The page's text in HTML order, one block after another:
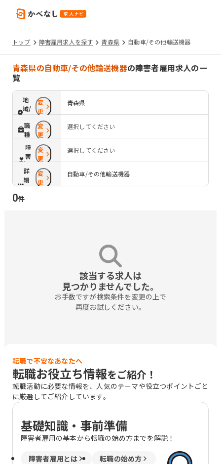
トップ 障害雇用求人を探す 青森県 自動車/その他輸送機器
青森県の自動車/その他輸送機器の障害者雇用求人の一
覧
地
域/
路
線
変
更
青森県
職
種
変
更
選択してください
障
害
配
慮
変
更
選択してください
詳
細
条
件
変
更
自動車/その他輸送機器
0件
該当する求人は
見つかりませんでした。
お手数ですが検索条件を変更の上で
再度お試しください。
転職で不安なあなたへ
転職お役立ち情報をご紹介！
転職活動に必要な情報を、人気のテーマや役立つポイントごと
に厳選してご紹介しています。
基礎知識・事前準備
障害者雇用の基本から転職の始め方までを解説！
障害者雇用とは
転職の始め方